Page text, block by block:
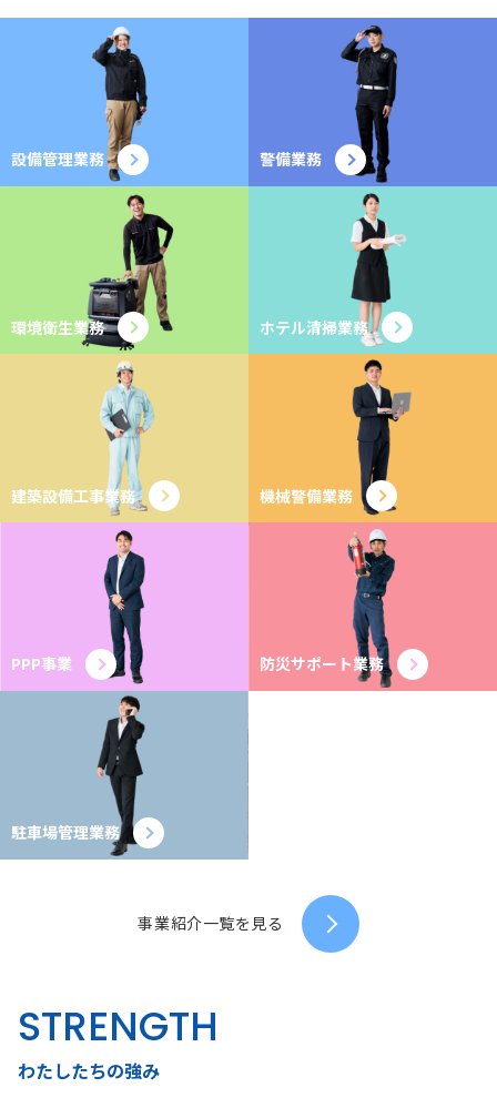
設備管理業務 警備業務
環境衛生業務 ホテル清掃業務
建築設備工事業務 機械警備業務
PPP事業 防災サポート業務
駐車場管理業務
事業紹介一覧を見る
わたしたちの強み
STRENGTH